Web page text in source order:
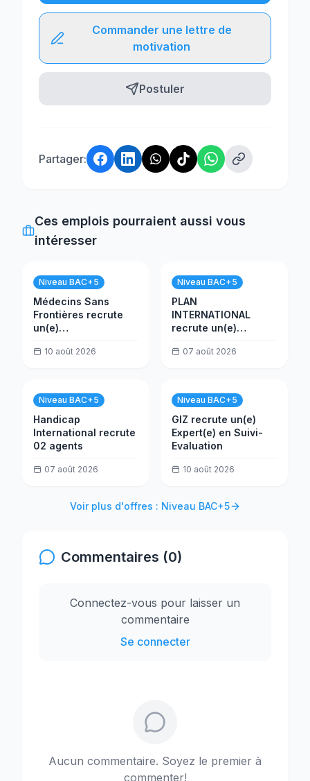
Commander une lettre de
motivation
Postuler
Partager:
Ces emplois pourraient aussi vous
intéresser
Niveau BAC+5
Médecins Sans
Frontières recrute
un(e)
ADJOINT
10 août 2026
Niveau BAC+5
PLAN
INTERNATIONAL
recrute un(e)
risques
07 août 2026
Niveau BAC+5
Handicap
International recrute
02 agents
07 août 2026
Niveau BAC+5
GIZ recrute un(e)
Expert(e) en Suivi-
Evaluation
10 août 2026
Voir plus d'offres : Niveau BAC+5
Commentaires (0)
Connectez-vous pour laisser un
commentaire
Se connecter
Aucun commentaire. Soyez le premier à
commenter!